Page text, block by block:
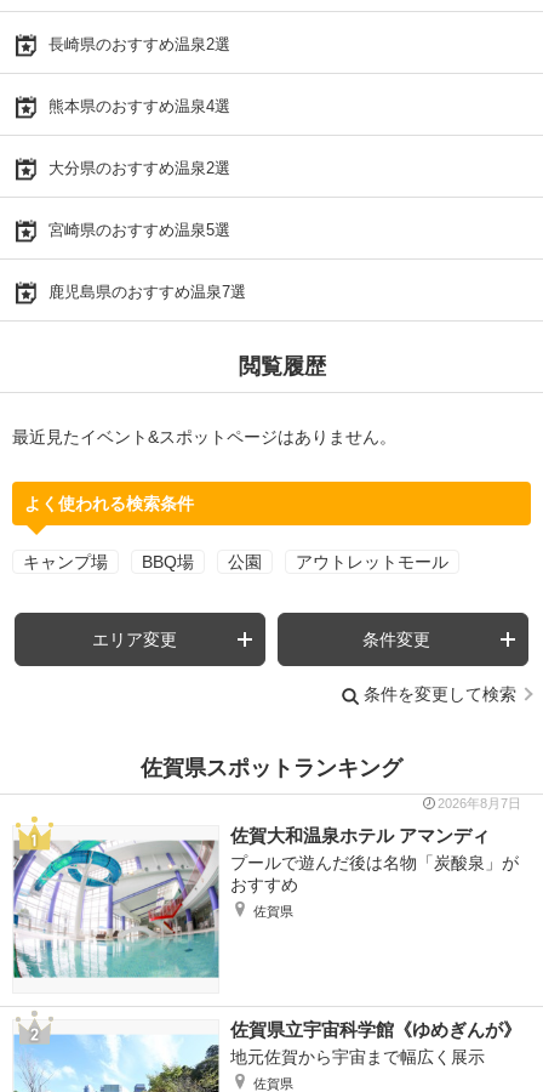
長崎県のおすすめ温泉2選
熊本県のおすすめ温泉4選
大分県のおすすめ温泉2選
宮崎県のおすすめ温泉5選
鹿児島県のおすすめ温泉7選
閲覧履歴
最近見たイベント&スポットページはありません。
よく使われる検索条件
キャンプ場 BBQ場 公園 アウトレットモール
エリア変更 条件変更
条件を変更して検索
佐賀県スポットランキング
2026年8月7日
佐賀大和温泉ホテル アマンディ
プールで遊んだ後は名物「炭酸泉」が
おすすめ
佐賀県
佐賀県立宇宙科学館《ゆめぎんが》
地元佐賀から宇宙まで幅広く展示
佐賀県